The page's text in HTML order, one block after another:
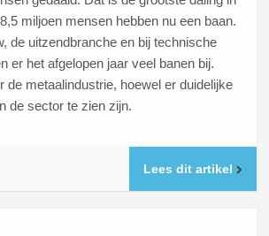
miljoen mensen hebben nu een baan.
de uitzendbranche en bij technische
er het afgelopen jaar veel banen bij.
de metaalindustrie, hoewel er duidelijke
de sector te zien zijn.
Lees dit artikel